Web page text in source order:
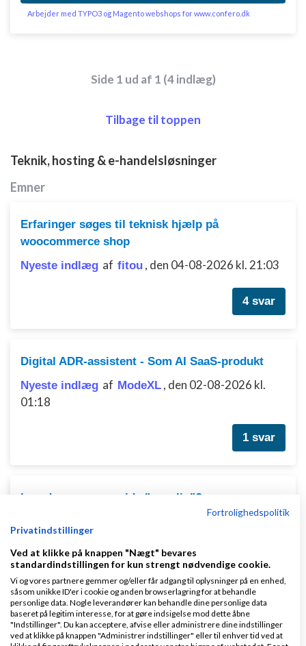
Arbejder med TYPO3 og Magento webshops for www.confero.dk
Side 1 ud af 1 (4 indlæg)
Tilbage til toppen
Teknik, hosting & e-handelsløsninger
Emner
Erfaringer søges til teknisk hjælp på
woocommerce shop
Nyeste indlæg af fitou , den 04-08-2026 kl. 21:03
4 svar
Digital ADR-assistent - Som AI SaaS-produkt
Nyeste indlæg af ModeXL , den 02-08-2026 kl.
01:18
1 svar
hvordan gøres en side "usynlig"?
den 11-08-2007 kl.
21:55
1 2 3 4
Fortrolighedspolitik
Privatindstillinger
Ved at klikke på knappen "Nægt" bevares
standardindstillingen for kun strengt nødvendige cookie.
Vi og vores partnere gemmer og/eller får adgang til oplysninger på en enhed,
såsom unikke ID'er i cookie og anden browserlagring for at behandle
personlige data. Nogle leverandører kan behandle dine personlige data
baseret på legitim interesse, for at gøre indsigelse mod dette åbne
"Indstillinger". Du kan acceptere, afvise eller administrere dine indstillinger
ved at klikke på knappen "Administrer indstillinger" eller til enhver tid ved at